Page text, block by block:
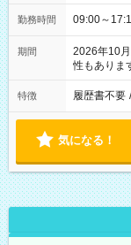
勤務時間 09:00～
期間
2026年10
性もあり
特徴 履歴書不要 /
気になる！